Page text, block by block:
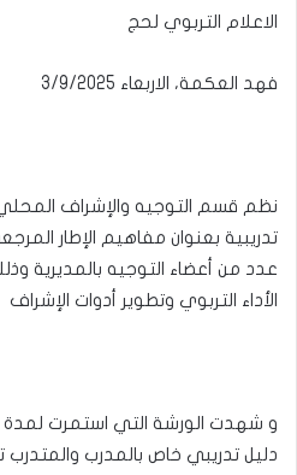
الاعلام التربوي لحج
فهد العكمة، الاربعاء 3/9/2025
نظم قسم التوجيه والإشراف
تدريبية بعنوان مفاهيم الإطار
عدد من أعضاء التوجيه بالمديرية
الأداء التربوي وتطوير أدوات الإشراف
و شهدت الورشة التي استمرت لمدة
دليل تدريبي خاص بالمدرب